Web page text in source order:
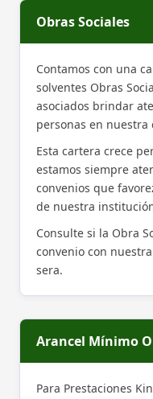
Obras Sociales
Contamos con una
solventes Obras
asociados brindar
personas en nuestra
Esta cartera crece
estamos siempre
convenios que
de nuestra
Consulte si la Obra
convenio con
sera.
Arancel Mínimo
Para Prestaciones